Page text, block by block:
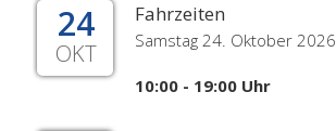
24
OKT
Fahrzeiten
Samstag 24. Oktober 2026
10:00 - 19:00 Uhr